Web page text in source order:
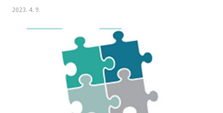
무료로 버리는 방법이 있다고 합니다 (이걸 조금만 빨리 알았다면 이사갈
수거 방법에 대해서 알아보도록 하겠습니다 또 무상으로 수거되는 품목
들은 어떠한 것들이 있는지도 다 자세히 정리를 해보겠습니다 목차 1. 폐
가전 무료 수거란? 정부에서 국민들 위해서 지원하는 사업으로, 정부에
서 수거를 진행하게 됩니다 사실 최근에 가전 제품을 비롯한 다양한 폐가
전으로 인해서 쓰래기 문제들이 발생했는데요. 이러한 문제점 때문인지,
2023. 4. 9.